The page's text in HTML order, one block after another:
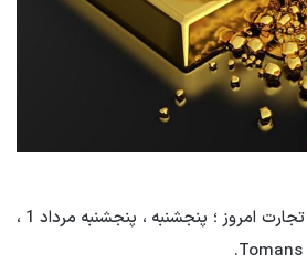
طبق بازار ، هر گرم طلا در تجارت امروز ؛ پنجشنبه ، پنجشنبه مرداد 1 ،